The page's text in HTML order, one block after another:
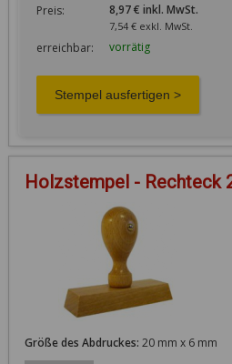
Preis: 8,97 € inkl. MwSt.
7,54 € exkl. MwSt.
erreichbar: vorrätig
Holzstempel - Rechteck
Größe des Abdruckes: 20 mm x 6 mm